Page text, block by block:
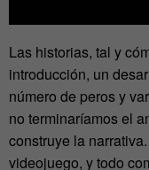
Las historias, tal y
introducción, un
número de peros y
no terminaríamos el
construye la
videojuego, y todo